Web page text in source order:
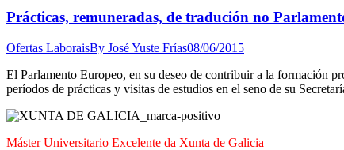
Prácticas, remuneradas, de tradución no
Ofertas LaboraisBy José Yuste Frías08/06/2015
El Parlamento Europeo, en su deseo de contribuir a la formación
períodos de prácticas y visitas de estudios en el seno de su
Máster Universitario Excelente da Xunta de Galicia